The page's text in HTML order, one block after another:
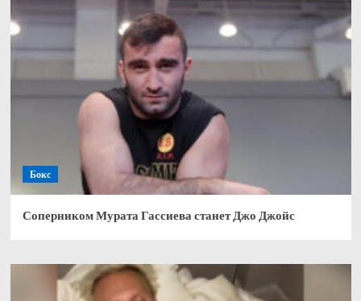
Бокс
Соперником Мурата Гассиева станет Джо Джойс